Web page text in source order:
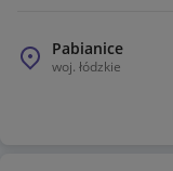
Pabianice
woj. łódzkie